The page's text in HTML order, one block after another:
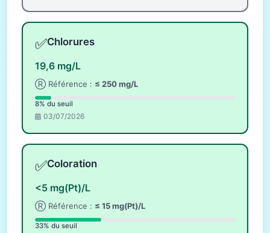
✅Chlorures
19,6 mg/L
Ⓡ Référence : ≤ 250 mg/L
8% du seuil
03/07/2026
✅Coloration
<5 mg(Pt)/L
Ⓡ Référence : ≤ 15 mg(Pt)/L
33% du seuil